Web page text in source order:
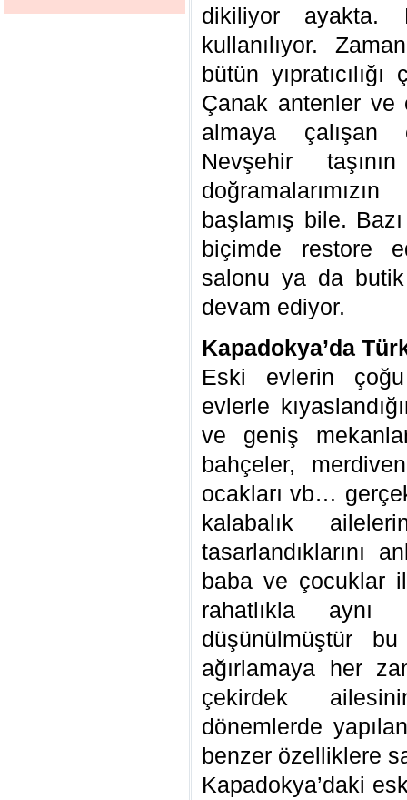
dikiliyor
kullanılıyor.
bütün
Çanak antenler ve
almaya çalışan
Nevşehir
başlamış bile.
biçimde restore
salonu ya da
devam ediyor.
Kapadokya’da
Eski evlerin çoğu
evlerle
ve geniş
bahçeler,
ocakları vb…
kalabalık
tasarlandıklarını
baba ve çocuklar
rahatlıkla aynı
düşünülmüştür
ağırlamaya her
çekirdek
dönemlerde
benzer özelliklere
Kapadokya’daki